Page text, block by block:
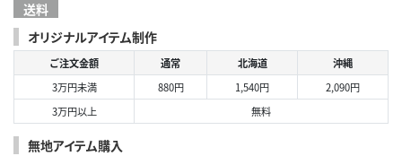
送料
オリジナルアイテム制作
ご注文金額 通常 北海道
沖縄
3万円未満
880円 1,540円
2,090円
3万円以上
無料
無地アイテム購入